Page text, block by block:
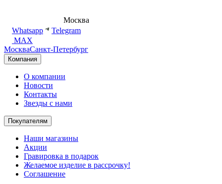
Москва
Whatsapp
Telegram
MAX
МоскваСанкт-Петербург
Компания
О компании
Новости
Контакты
Звезды с нами
Покупателям
Наши магазины
Акции
Гравировка в подарок
Желаемое изделие в рассрочку!
Соглашение